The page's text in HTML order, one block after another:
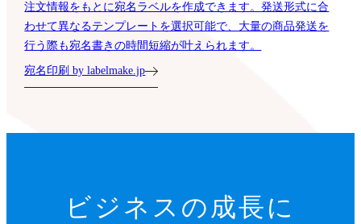
注文情報をもとに宛名ラベルを作成できます。発送形式に合
わせて異なるテンプレートを選択可能で、大量の商品発送を
行う際も宛名書きの時間短縮が叶えられます。
宛名印刷 by labelmake.jp
ビジネスの成長に